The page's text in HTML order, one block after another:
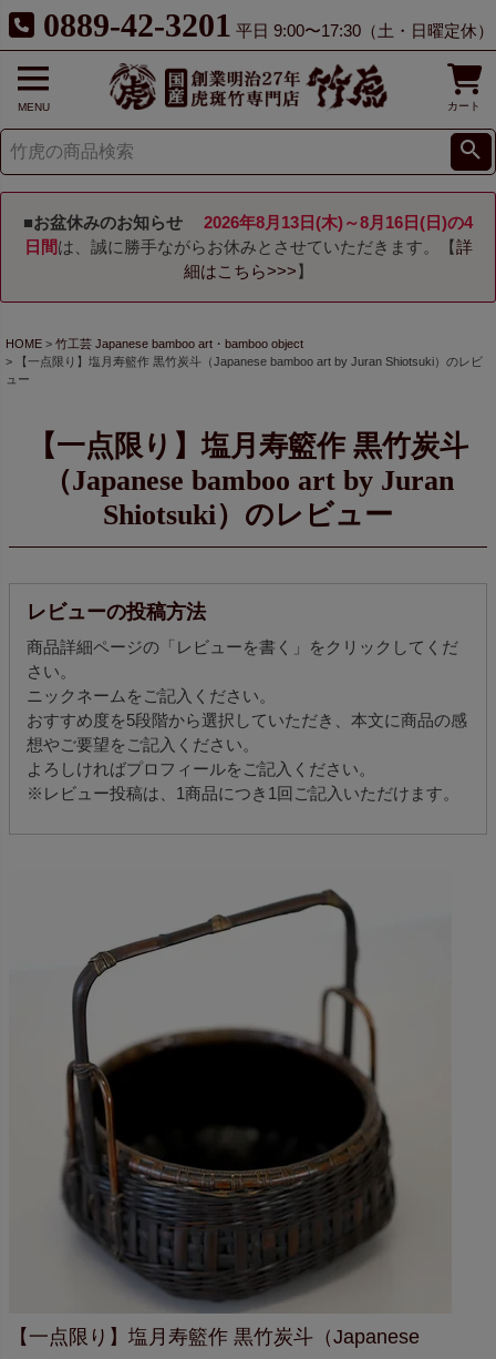
0889-42-3201 平日 9:00〜17:30（土・日曜定休）
MENU カート
■お盆休みのお知らせ
2026年8月13日(木)～8月16日(日)の4
日間は、誠に勝手ながらお休みとさせていただきます。【詳
細はこちら>>> 】
HOME
竹工芸 Japanese bamboo art・bamboo object
【一点限り】塩月寿籃作 黒竹炭斗（Japanese bamboo art by Juran Shiotsuki）のレビ
ュー
【一点限り】塩月寿籃作 黒竹炭斗
（Japanese bamboo art by Juran
Shiotsuki）のレビュー
レビューの投稿方法
商品詳細ページの「レビューを書く」をクリックしてくだ
さい。
ニックネームをご記入ください。
おすすめ度を5段階から選択していただき、本文に商品の感
想やご要望をご記入ください。
よろしければプロフィールをご記入ください。
※レビュー投稿は、1商品につき1回ご記入いただけます。
【一点限り】 塩月寿籃作 黒竹炭斗 （Japanese